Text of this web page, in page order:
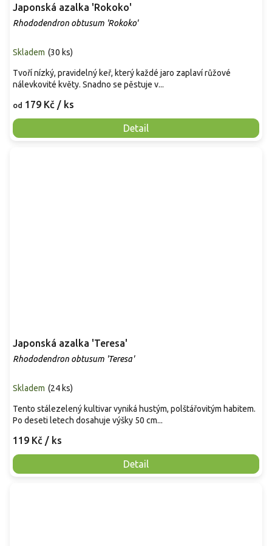
Japonská azalka 'Rokoko'
Rhododendron obtusum 'Rokoko'
Skladem (30 ks)
od 179 Kč / ks
Detail
Tvoří nízký, pravidelný keř, který každé jaro zaplaví růžové
nálevkovité květy. Snadno se pěstuje v...
Japonská azalka 'Teresa'
Rhododendron obtusum 'Teresa'
Skladem (24 ks)
119 Kč / ks
Detail
Tento stálezelený kultivar vyniká hustým, polštářovitým habitem.
Po deseti letech dosahuje výšky 50 cm...